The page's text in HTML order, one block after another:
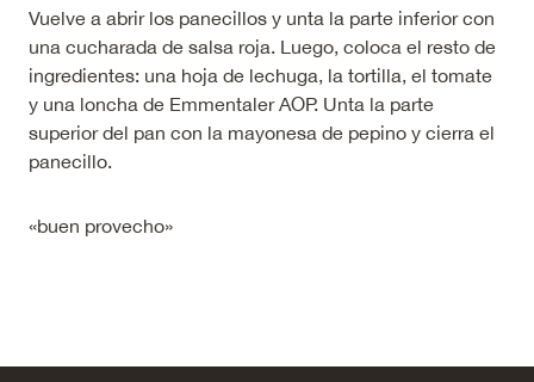
Vuelve a abrir los panecillos y unta la parte inferior con
una cucharada de salsa roja. Luego, coloca el resto de
ingredientes: una hoja de lechuga, la tortilla, el tomate
y una loncha de Emmentaler AOP. Unta la parte
superior del pan con la mayonesa de pepino y cierra el
panecillo.
«buen provecho»